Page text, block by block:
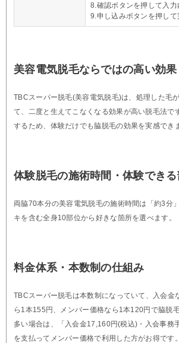
8.確認ボタンを押して入力
9.申し込みボタンを押して
美容電気脱毛ならではの高い効
TBCスーパー脱毛(美容電気脱毛)は、処理した毛
て、二度と生えてこなくなる効果が高い脱毛法で
するため、体験だけでも脇脱毛の効果を実感でき
体験脱毛の施術時間・体験でき
両脇70本分の美容電気脱毛の施術時間は「約3分
キを含む全身10部位から好きな箇所を選べます。
料金体系・本数制の仕組み
TBCスーパー脱毛は本数制になっていて、入会金
ら1本155円、メンバー価格なら1本120円で脇脱
多い場合は、「入会金17,160円(税込)・入会事務
を支払ってメンバー価格で利用した方がお得です。